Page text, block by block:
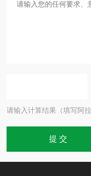
请输入计算结果（填写阿